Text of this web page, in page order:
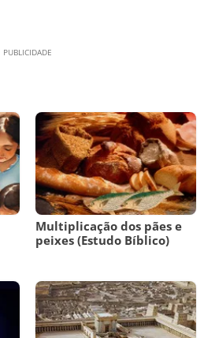
Multiplicação dos pães e
peixes (Estudo Bíblico)